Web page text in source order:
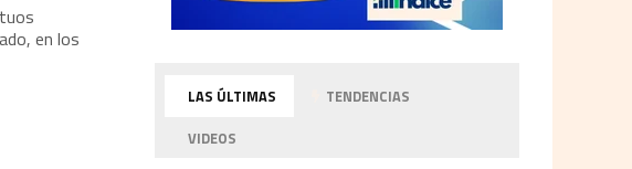
en los
LAS ÚLTIMAS
TENDENCIAS
VIDEOS